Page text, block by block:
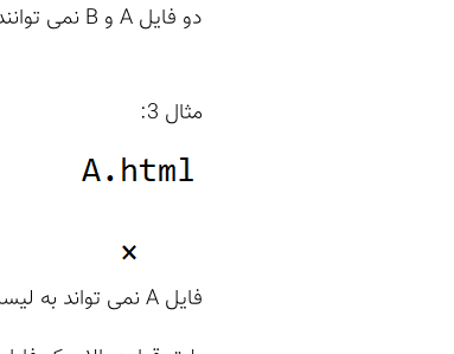
دو فایل A و B نمی توانند به هم دسترسی داشته باشند، چرا که هر یک در دایرکتوری متفاوتی هستند.
مثال 3:
فایل A نمی تواند به لیست فایل های دایرکتوری والد دسترسی داشته باشد.